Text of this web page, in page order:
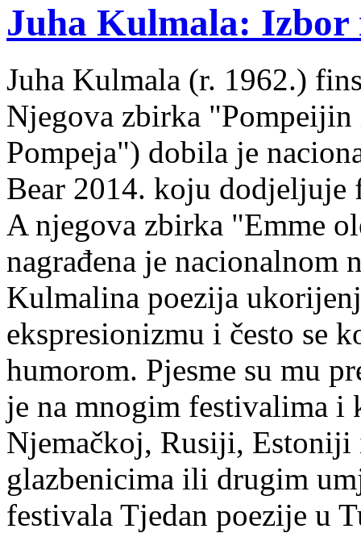
Juha Kulmala: Izbor
Juha Kulmala (r. 1962.)
Njegova zbirka
Pompeja") dobila je
Bear 2014. koju
A njegova zbirka "Emme
nagrađena je nacionalnom
Kulmalina poezija
ekspresionizmu i često se
humorom. Pjesme su mu
je na mnogim festivalima i
Njemačkoj, Rusiji, Estoniji
glazbenicima ili drugim
festivala Tjedan poezije u